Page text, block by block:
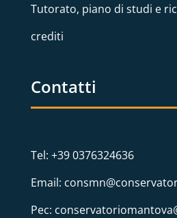
Tutorato, piano di studi e
crediti
Contatti
Tel: +39 0376324636
Email:
Pec: